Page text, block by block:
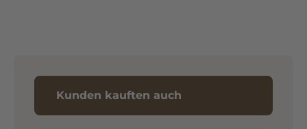
Kunden kauften auch